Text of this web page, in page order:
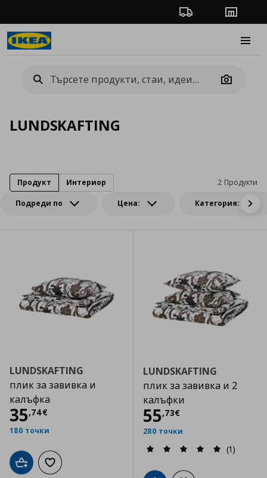
Проследяване на
Camera
LUNDSKAFTING
Подреди по Цена: Категория:
2 Продукти
Продукт Интериор
LUNDSKAFTING
плик за завивка и
калъфка
35,74€
Цена
180 точки
Добави в кошницата
Добави към списъка с любими
LUNDSKAFTING
плик за завивка и 2
калъфки
55,73€
Цена
280 точки
(1)